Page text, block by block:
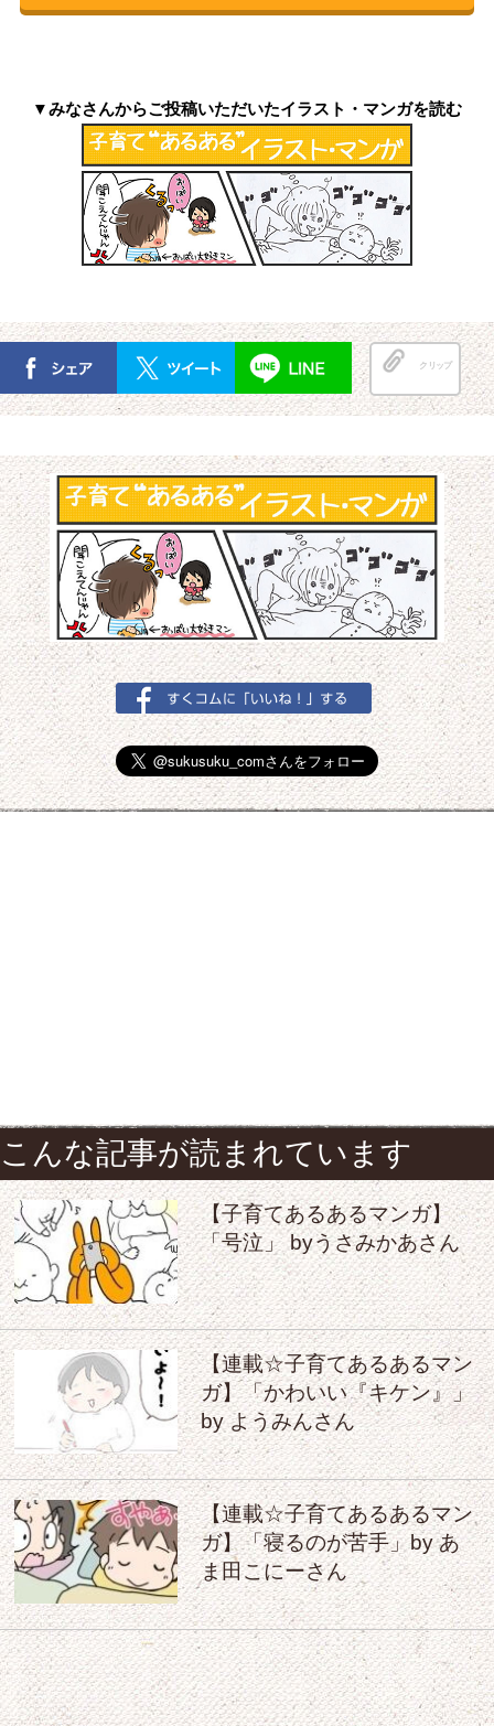
▼みなさんからご投稿いただいたイラスト・マンガを読む
クリップ
こんな記事が読まれています
【子育てあるあるマンガ】
「号泣」 byうさみかあさん
【連載☆子育てあるあるマン
ガ】「かわいい『キケン』」
by ようみんさん
【連載☆子育てあるあるマン
ガ】「寝るのが苦手」by あ
ま田こにーさん